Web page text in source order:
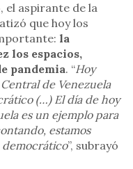
el aspirante de la
que hoy los
la
los espacios,
pandemia. “Hoy
de Venezuela
(…) El día de hoy
es un ejemplo para
estamos
”, subrayó